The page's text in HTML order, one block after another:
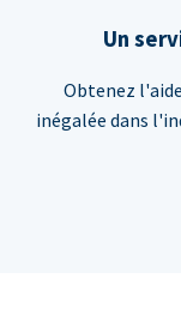
Un
Obtenez
inégalée dans